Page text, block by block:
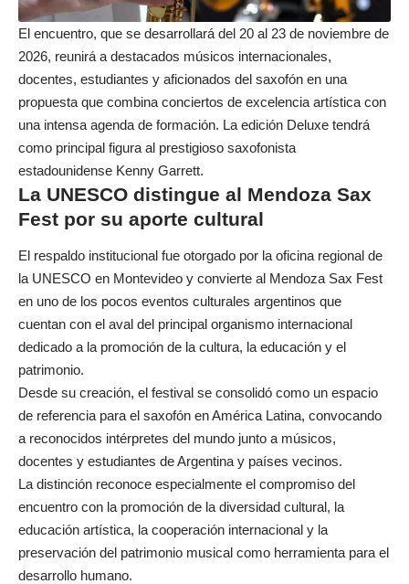
El encuentro, que se desarrollará del 20 al 23 de noviembre de
2026, reunirá a destacados músicos internacionales,
docentes, estudiantes y aficionados del saxofón en una
propuesta que combina conciertos de excelencia artística con
una intensa agenda de formación. La edición Deluxe tendrá
como principal figura al prestigioso saxofonista
estadounidense Kenny Garrett.
La UNESCO distingue al Mendoza Sax
Fest por su aporte cultural
El respaldo institucional fue otorgado por la oficina regional de
la UNESCO en Montevideo y convierte al Mendoza Sax Fest
en uno de los pocos eventos culturales argentinos que
cuentan con el aval del principal organismo internacional
dedicado a la promoción de la cultura, la educación y el
patrimonio.
Desde su creación, el festival se consolidó como un espacio
de referencia para el saxofón en América Latina, convocando
a reconocidos intérpretes del mundo junto a músicos,
docentes y estudiantes de Argentina y países vecinos.
La distinción reconoce especialmente el compromiso del
encuentro con la promoción de la diversidad cultural, la
educación artística, la cooperación internacional y la
preservación del patrimonio musical como herramienta para el
desarrollo humano.